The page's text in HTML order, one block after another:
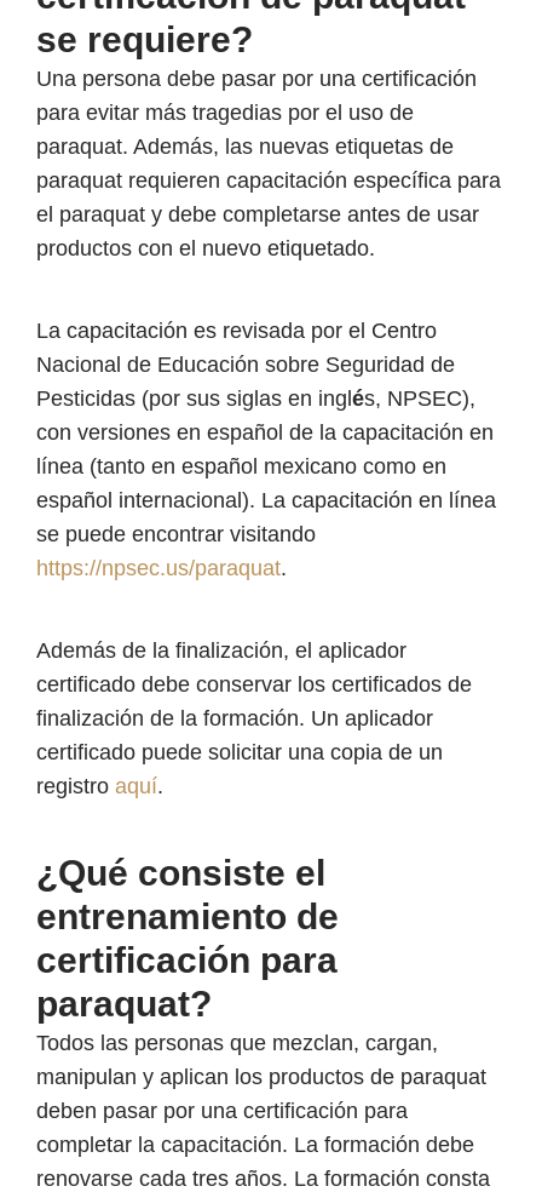
se requiere?
Una persona debe pasar por una certificación
para evitar más tragedias por el uso de
paraquat. Además, las nuevas etiquetas de
paraquat requieren capacitación específica para
el paraquat y debe completarse antes de usar
productos con el nuevo etiquetado.
La capacitación es revisada por el Centro
Nacional de Educación sobre Seguridad de
Pesticidas (por sus siglas en ingl és, NPSEC),
con versiones en español de la capacitación en
línea (tanto en español mexicano como en
español internacional). La capacitación en línea
se puede encontrar visitando
https://npsec.us/paraquat.
Además de la finalización, el aplicador
certificado debe conservar los certificados de
finalización de la formación. Un aplicador
certificado puede solicitar una copia de un
registro aquí.
¿Qué consiste el
entrenamiento de
certificación para
paraquat?
Todos las personas que mezclan, cargan,
manipulan y aplican los productos de paraquat
deben pasar por una certificación para
completar la capacitación. La formación debe
renovarse cada tres años. La formación consta